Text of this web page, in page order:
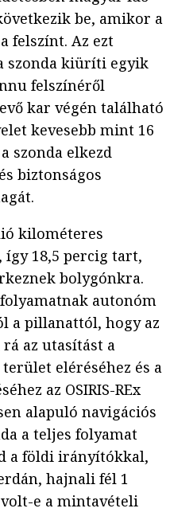
be, amikor a
felszínt. Az ezt
szonda kiüríti egyik
felszínéről
kar végén található
kevesebb mint 16
szonda elkezd
biztonságos
kilométeres
így 18,5 percig tart,
bolygónkra.
autonóm
a pillanattól, hogy az
az utasítást a
eléréséhez és a
az OSIRIS-REx
alapuló navigációs
a teljes folyamat
a földi irányítókkal,
hajnali fél 1
e a mintavételi